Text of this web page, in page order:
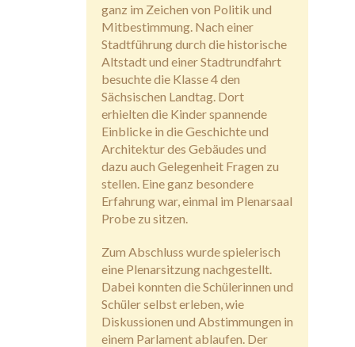
ganz im Zeichen von Politik und
Mitbestimmung. Nach einer
Stadtführung durch die historische
Altstadt und einer Stadtrundfahrt
besuchte die Klasse 4 den
Sächsischen Landtag. Dort
erhielten die Kinder spannende
Einblicke in die Geschichte und
Architektur des Gebäudes und
dazu auch Gelegenheit Fragen zu
stellen. Eine ganz besondere
Erfahrung war, einmal im Plenarsaal
Probe zu sitzen.
Zum Abschluss wurde spielerisch
eine Plenarsitzung nachgestellt.
Dabei konnten die Schülerinnen und
Schüler selbst erleben, wie
Diskussionen und Abstimmungen in
einem Parlament ablaufen. Der